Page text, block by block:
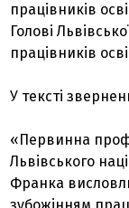
працівників
Голові
працівників
У тексті
«Первинна
Львівського
Франка